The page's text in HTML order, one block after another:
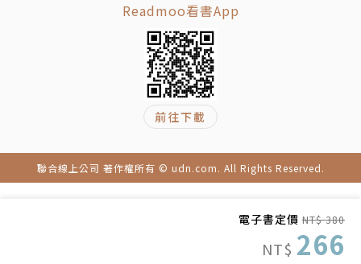
電子書定價 NT$ 380
NT$ 266
※ 整體規劃能夠徹底了解歷史的橫向關聯性！
※ 章節設計活潑有趣，讓歷史事件變得生動！
※ 學習歷史的前線，符合當前課綱指導要領！
※ 不受年齡限制！輕鬆學習全球歷史的叢書！
※ 近藤勝也（吉卜力工作室）繪製精美封面！
【系列特色】
Readmoo看書App
前往下載
聯合線上公司 著作權所有 © udn.com. All Rights Reserved.